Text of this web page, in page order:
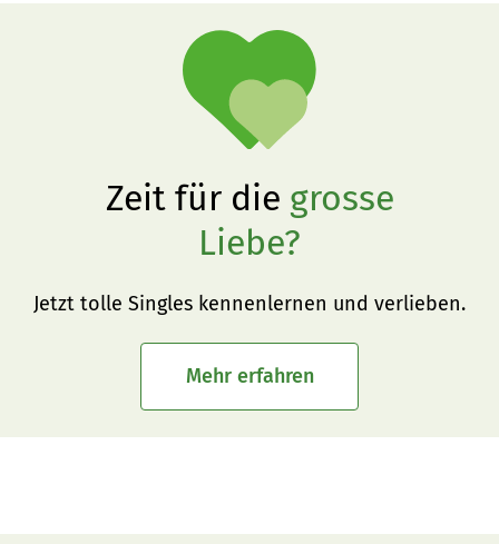
Zeit für die grosse
Liebe?
Jetzt tolle Singles kennenlernen und verlieben.
Mehr erfahren